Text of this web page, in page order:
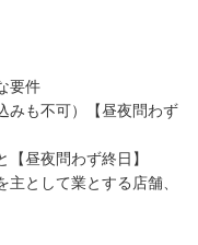
要件
も不可）【昼夜問わず
昼夜問わず終日】
して業とする店舗、